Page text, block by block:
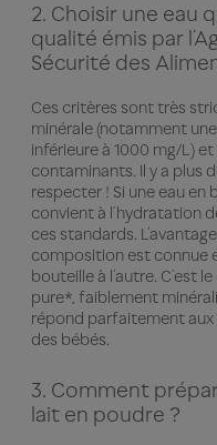
2. Choisir une eau
qualité émis par
Sécurité des
Ces critères sont très
minérale (notamment
inférieure à 1000 mg/L)
contaminants. Il y a plus
respecter ! Si une eau
convient à l’hydratation
ces standards.
composition est connue
bouteille à l’autre. C’est
pure*, faiblement
répond parfaitement
des bébés.
3. Comment
lait en poudre ?